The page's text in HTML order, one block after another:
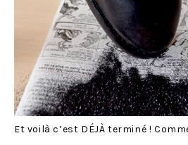
Et voilà c’est DÉJÀ terminé !